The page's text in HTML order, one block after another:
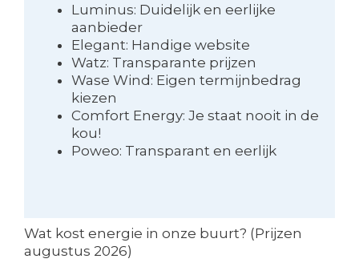
Luminus: Duidelijk en eerlijke
aanbieder
Elegant: Handige website
Watz: Transparante prijzen
Wase Wind: Eigen termijnbedrag
kiezen
Comfort Energy: Je staat nooit in de
kou!
Poweo: Transparant en eerlijk
Wat kost energie in onze buurt? (Prijzen
augustus 2026)